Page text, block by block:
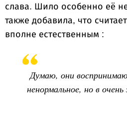
слава. Шило особенно её
также добавила, что
вполне естественным :
Думаю, они
ненормальное, но в